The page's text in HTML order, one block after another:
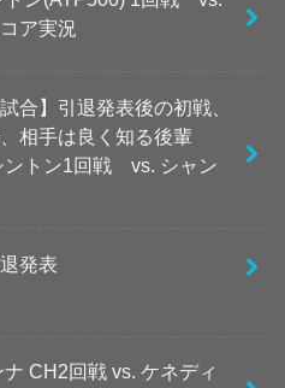
ア実況
合】引退発表後の初戦、
相手は良く知る後輩
ントン1回戦 vs. シャン
発表
CH2回戦 vs. ケネディ